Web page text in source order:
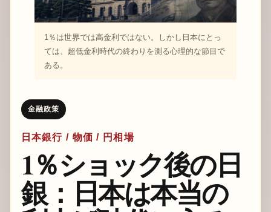
1％は世界では高金利ではない。しかし日本にとっ
ては、超低金利時代の終わりを測る心理的な節目で
ある。
金融政策
日本銀行 / 物価 / 円相場
1％ショック後の日
銀：日本は本当の